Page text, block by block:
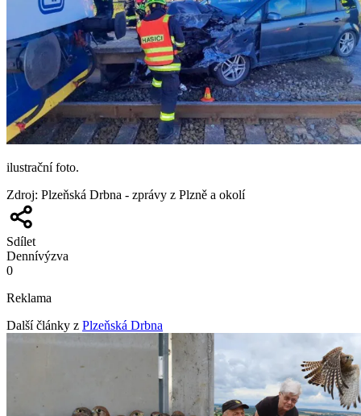
ilustrační foto.
Zdroj: Plzeňská Drbna - zprávy z Plzně a okolí
Sdílet
Dennívýzva
0
Reklama
Další články z Plzeňská Drbna